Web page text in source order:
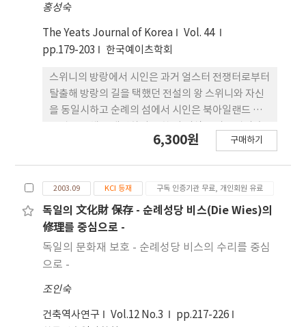
른 작품들과의 상호연관성 속에서 심도 있게 다룸과
아울러 헤럴드가 사랑, 삶의 활력과 불멸의 세계를 상
실과 고난에 대한 인식과 더불어 어떻게 받아들이고
있는가도 다루어 본다.
홍성숙
The Yeats Journal of Korea
Vol. 44
pp.179-203
한국예이츠학회
스위니의 방랑에서 시인은 과거 얼스터 전쟁터로부터
탈출해 방랑의 길을 택했던 전설의 왕 스위니와 자신
을 동일시하고 순례의 섬에서 시인은 북아일랜드 가
례의식에 동참함으로써 치유하고자 한다. 그러나 이
랑은 부일레 수이브네(Buile Suibne) 라는 옛 아일
랜드 시를 번역한 번역 시다. 그리고 3부로 구성된 순
례의 섬 1부에서는 사물을 소재로 한 글쓰기 자체에
대한 시들이 시도되었고 2부에서도 단테 식의 순례 형
식을 취하는 참회의 새로운 시를 만들고 있음을 알 수
모드로 새로운 문체의 시를 시도하고 있다. 결론적으
로 이 두 시집에서 시인은 한편으로는 과거의 정치, 종
교유산을 인식하고 또 다른 한편으로 는 그 중압감을
6,300원 구매하기
2003.09 KCI 등재 구독 인증기관 무료, 개인회원 유료
독일의 文化財 保存 - 순례성당 비스(Die Wies)의
修理를 중심으로 -
독일의 문화재 보호 - 순례성당 비스의 수리를 중심
으로 -
조인숙
건축역사연구 Vol.12 No.3
pp.217-226